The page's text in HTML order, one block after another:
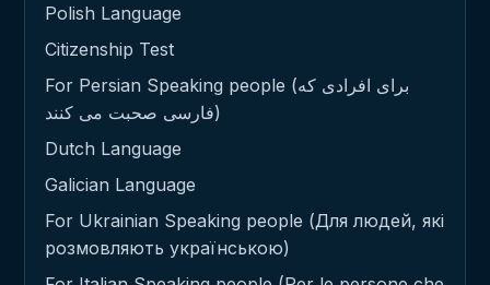
Polish Language
Citizenship Test
For Persian Speaking people (برای افرادی که
فارسی صحبت می کنند)
Dutch Language
Galician Language
For Ukrainian Speaking people (Для людей, які
розмовляють українською)